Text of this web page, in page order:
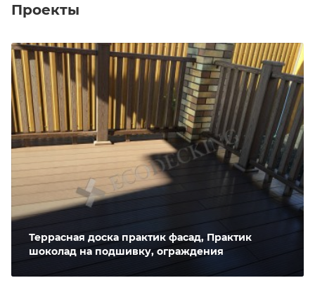
Проекты
Террасная доска практик фасад, Практик
шоколад на подшивку, ограждения